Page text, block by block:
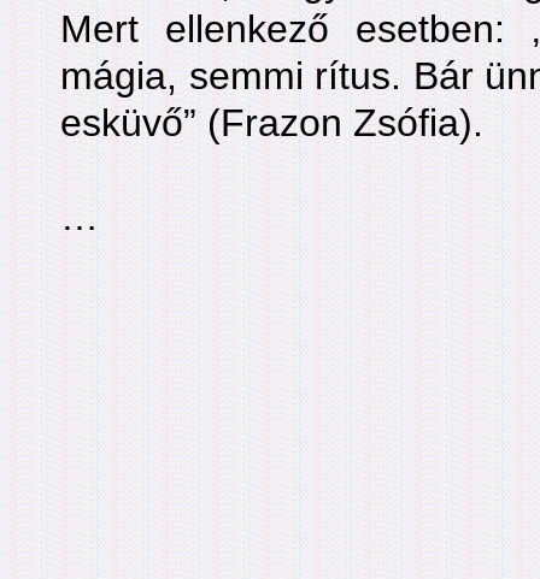
Mert ellenkező esetben:
mágia, semmi rítus. Bár
esküvő” (Frazon Zsófia).
…